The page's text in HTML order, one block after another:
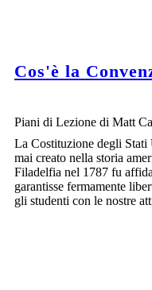
Cos'è la
Piani di Lezione di Matt
La Costituzione degli
mai creato nella storia
Filadelfia nel 1787 fu
garantisse fermamente
gli studenti con le nostre